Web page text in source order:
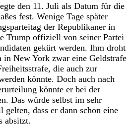
den 11. Juli als Datum für die
fest. Wenige Tage später
der Republikaner in
Trump offiziell von seiner Partei
gekürt werden. Ihm droht
in New York zwar eine Geldstrafe
die auch zur
könnte. Doch auch nach
könnte er bei der
Das würde selbst im sehr
gelten, dass er dann schon eine
absitzt.